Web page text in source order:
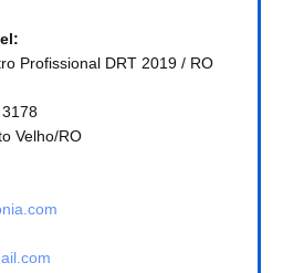
Profissional DRT 2019 / RO
Velho/RO